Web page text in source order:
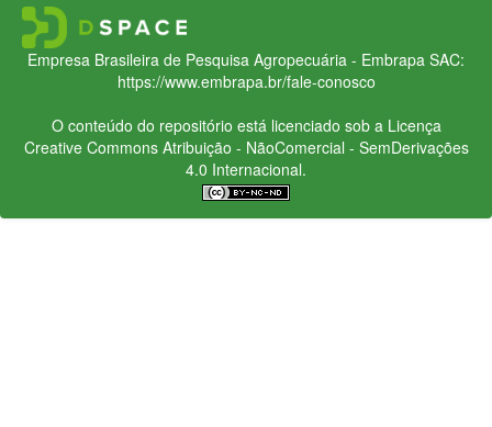
Empresa Brasileira de Pesquisa Agropecuária - Embrapa SAC:
https://www.embrapa.br/fale-conosco
O conteúdo do repositório está licenciado sob a Licença
Creative CommonsAtribuição - NãoComercial - SemDerivações
4.0 Internacional.